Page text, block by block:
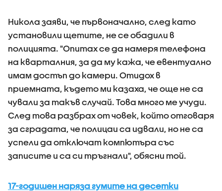
Никола заяви, че първоначално, след като
установили щетите, не се обадили в
полицията. "Опитах се да намеря телефона
на кварталния, за да му кажа, че евентуално
имам достъп до камери. Отидох в
приемната, където ми казаха, че още не са
чували за такъв случай. Това много ме учуди.
След това разбрах от човек, който отговаря
за сградата, че полицаи са идвали, но не са
успели да отключат компютъра със
записите и са си тръгнали", обясни той.
17-годишен наряза гумите на десетки